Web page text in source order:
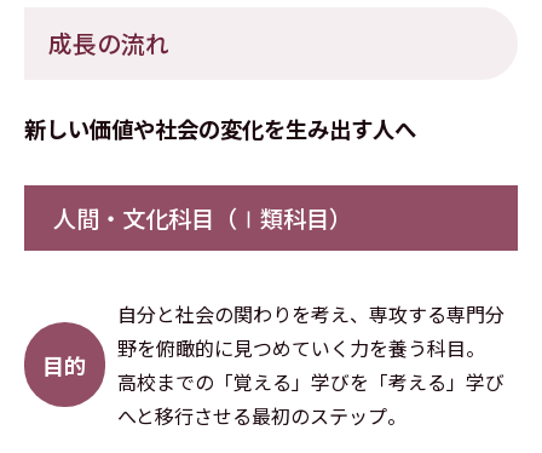
成長の流れ
新しい価値や社会の変化を生み出す人へ
人間・文化科目（Ⅰ類科目）
目的
自分と社会の関わりを考え、専攻する専門分
野を俯瞰的に見つめていく力を養う科目。
高校までの「覚える」学びを「考える」学び
へと移行させる最初のステップ。